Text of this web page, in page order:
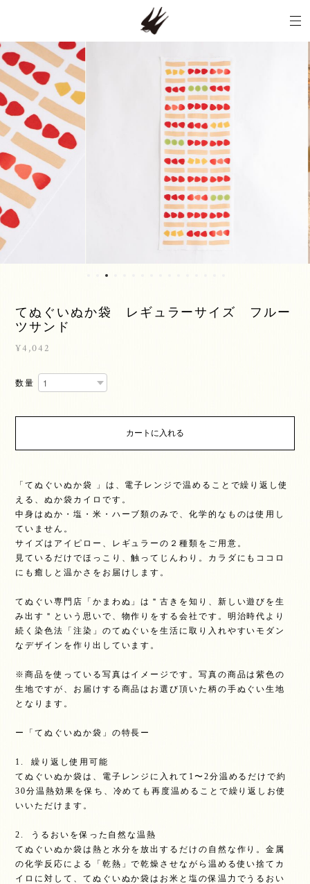
てぬぐいぬか袋 レギュラーサイズ フルー
ツサンド
¥4,042
数量
カートに入れる
「てぬぐいぬか袋 」は、電子レンジで温めることで繰り返し使
える、ぬか袋カイロです。
中身はぬか・塩・米・ハーブ類のみで、化学的なものは使用し
ていません。
サイズはアイピロー、レギュラーの２種類をご用意。
見ているだけでほっこり、触ってじんわり。カラダにもココロ
にも癒しと温かさをお届けします。
てぬぐい専門店「かまわぬ」は＂古きを知り、新しい遊びを生
み出す＂という思いで、物作りをする会社です。明治時代より
続く染色法「注染」のてぬぐいを生活に取り入れやすいモダン
なデザインを作り出しています。
※商品を使っている写真はイメージです。写真の商品は紫色の
生地ですが、お届けする商品はお選び頂いた柄の手ぬぐい生地
となります。
ー「てぬぐいぬか袋」の特長ー
1. 繰り返し使用可能
てぬぐいぬか袋は、電子レンジに入れて1〜2分温めるだけで約
30分温熱効果を保ち、冷めても再度温めることで繰り返しお使
いいただけます。
2. うるおいを保った自然な温熱
てぬぐいぬか袋は熱と水分を放出するだけの自然な作り。金属
の化学反応による「乾熱」で乾燥させながら温める使い捨てカ
イロに対して、てぬぐいぬか袋はお米と塩の保温力でうるおい